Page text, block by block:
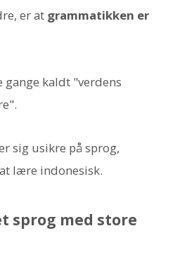
er at grammatikken er
kaldt "verdens
sig usikre på sprog,
lære indonesisk.
sprog med store